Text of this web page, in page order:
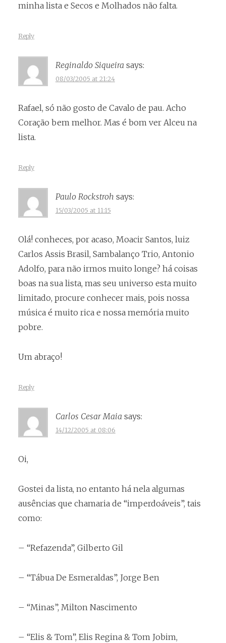
minha lista e Secos e Molhados não falta.
Reply
Reginaldo Siqueira says:
08/03/2005 at 21:24
Rafael, só não gosto de Cavalo de pau. Acho
Coração bem melhor. Mas é bom ver Alceu na
lista.
Reply
Paulo Rockstroh says:
15/03/2005 at 11:15
Olá! conheces, por acaso, Moacir Santos, luiz
Carlos Assis Brasil, Sambalanço Trio, Antonio
Adolfo, para não irmos muito longe? há coisas
boas na sua lista, mas seu universo esta muito
limitado, procure conhecer mais, pois nossa
música é muito rica e nossa memória muito
pobre.
Um abraço!
Reply
Carlos Cesar Maia says:
14/12/2005 at 08:06
Oi,
Gostei da lista, no entanto há nela algumas
ausências que chamaria de “imperdoáveis”, tais
como:
– “Refazenda”, Gilberto Gil
– “Tábua De Esmeraldas”, Jorge Ben
– “Minas”, Milton Nascimento
– “Elis & Tom”, Elis Regina & Tom Jobim,